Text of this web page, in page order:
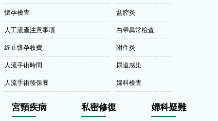
懷孕檢查
人工流產注意事項
終止懷孕收費
人流手術時間
人流手術後保養
盆腔炎
白帶異常檢查
附件炎
尿道感染
婦科檢查
宮頸疾病 私密修復 婦科疑難